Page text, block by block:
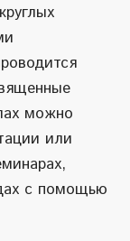
можно
или
с помощью